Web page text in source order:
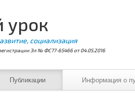
урок
социализация
Эл № ФС77-65466 от 04.05.2016
Публикации Информация о